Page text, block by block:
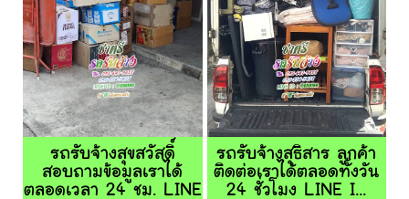
รถรับจ้างสุขสวัสดิ์
สอบถามข้อมูลเราได้
ตลอดเวลา 24 ชม. LINE
รถรับจ้างสุธิสาร ลูกค้า
ติดต่อเราได้ตลอดทั้งวัน
24 ชั่วโมง LINE I...